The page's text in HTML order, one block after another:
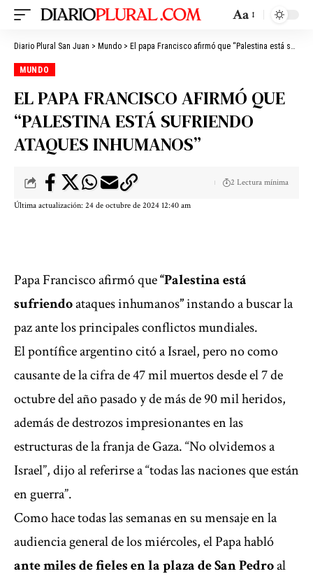
Aa
Diario Plural San Juan > Mundo > El papa Francisco afirmó que “Palestina está sufriendo ataques inhumanos”
MUNDO
EL PAPA FRANCISCO AFIRMÓ QUE
“PALESTINA ESTÁ SUFRIENDO
ATAQUES INHUMANOS”
Última actualización: 24 de octubre de 2024 12:40 am
2 Lectura mínima
Papa Francisco afirmó que“Palestina está
sufriendoataques inhumanos”instando a buscar la
paz ante los principales conflictos mundiales.
El pontífice argentino citó a Israel, pero no como
causante de la cifra de 47 mil muertos desde el 7 de
octubre del año pasado y de más de 90 mil heridos,
además de destrozos impresionantes en las
estructuras de la franja de Gaza. “No olvidemos a
Israel”, dijo al referirse a “todas las naciones que están
en guerra”.
Como hace todas las semanas en su mensaje en la
audiencia general de los miércoles, el Papa habló
ante miles de fieles en la plaza de San Pedroal